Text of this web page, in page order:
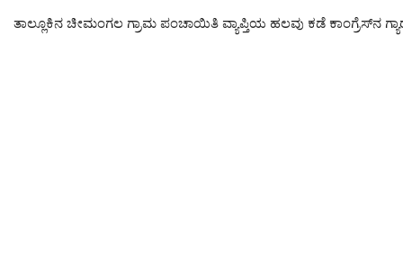
ತಾಲ್ಲೂಕಿನ ಚೀಮಂಗಲ ಗ್ರಾಮ ಪಂಚಾಯಿತಿ ವ್ಯಾಪ್ತಿಯ ಹಲವು ಕಡೆ ಕಾಂಗ್ರೆಸ್‌ನ